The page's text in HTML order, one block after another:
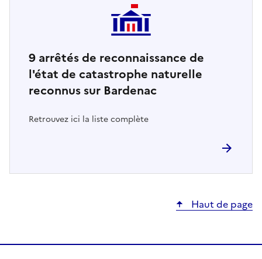
9 arrêtés de reconnaissance de
l'état de catastrophe naturelle
reconnus sur Bardenac
Retrouvez ici la liste complète
Haut de page